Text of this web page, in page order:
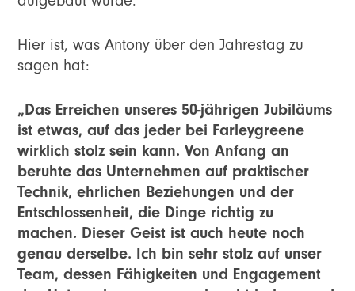
Hier ist, was Antony über den Jahrestag zu
sagen hat:
„Das Erreichen unseres 50-jährigen Jubiläums
ist etwas, auf das jeder bei Farleygreene
wirklich stolz sein kann. Von Anfang an
beruhte das Unternehmen auf praktischer
Technik, ehrlichen Beziehungen und der
Entschlossenheit, die Dinge richtig zu
machen. Dieser Geist ist auch heute noch
genau derselbe. Ich bin sehr stolz auf unser
Team, dessen Fähigkeiten und Engagement